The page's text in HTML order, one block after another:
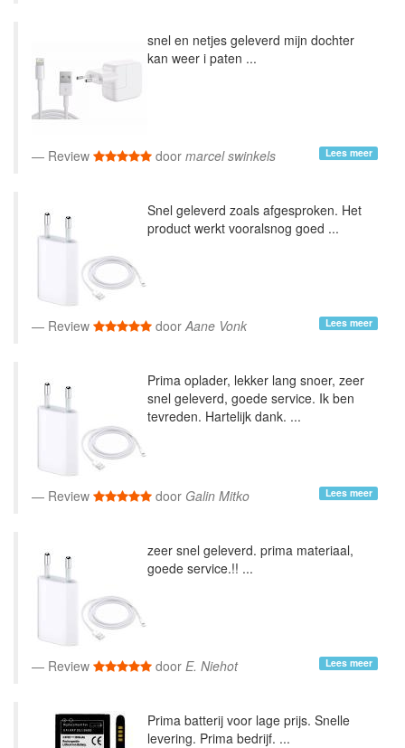
snel en netjes geleverd mijn dochter
kan weer i paten ...
Review door marcel swinkels Lees meer
Snel geleverd zoals afgesproken. Het
product werkt vooralsnog goed ...
Review doorAane Vonk Lees meer
Prima oplader, lekker lang snoer, zeer
snel geleverd, goede service. Ik ben
tevreden. Hartelijk dank. ...
Review door Galin Mitko Lees meer
zeer snel geleverd. prima materiaal,
goede service.!! ...
Review door E. Niehot Lees meer
Prima batterij voor lage prijs. Snelle
levering. Prima bedrijf. ...